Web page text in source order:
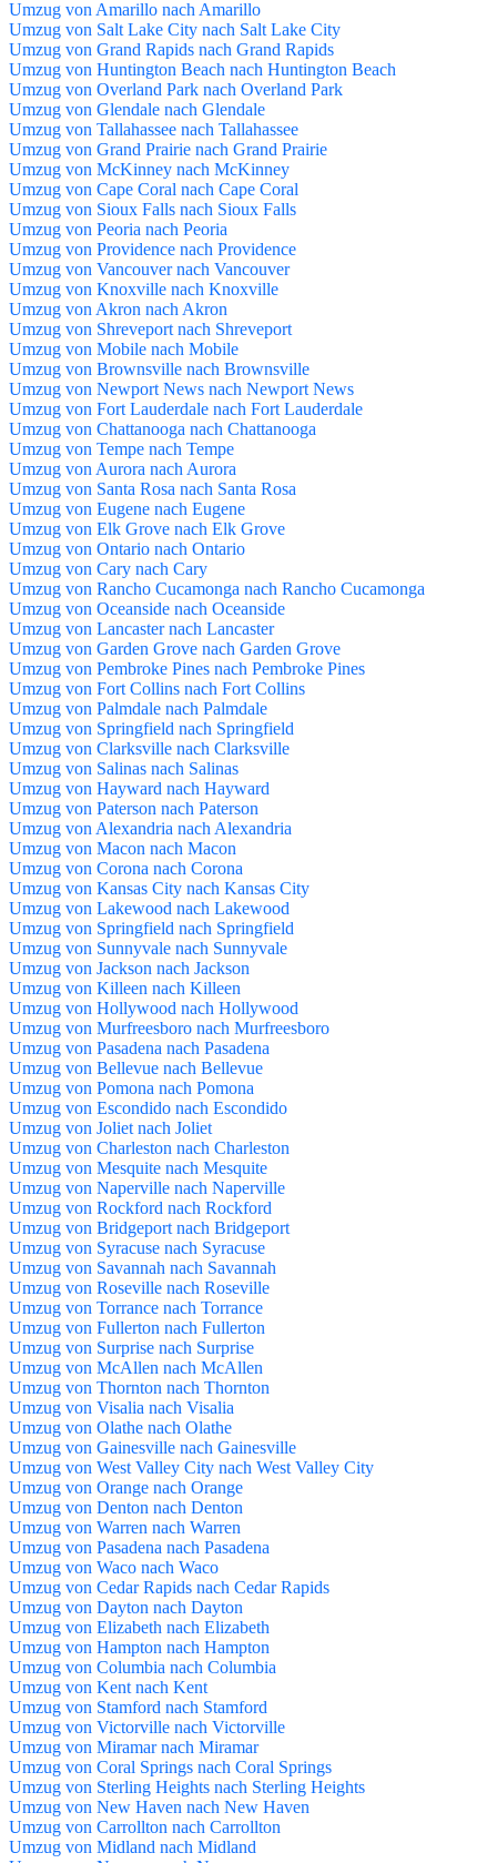
Umzug von Amarillo nach Amarillo
Umzug von Salt Lake City nach Salt Lake City
Umzug von Grand Rapids nach Grand Rapids
Umzug von Huntington Beach nach Huntington Beach
Umzug von Overland Park nach Overland Park
Umzug von Glendale nach Glendale
Umzug von Tallahassee nach Tallahassee
Umzug von Grand Prairie nach Grand Prairie
Umzug von McKinney nach McKinney
Umzug von Cape Coral nach Cape Coral
Umzug von Sioux Falls nach Sioux Falls
Umzug von Peoria nach Peoria
Umzug von Providence nach Providence
Umzug von Vancouver nach Vancouver
Umzug von Knoxville nach Knoxville
Umzug von Akron nach Akron
Umzug von Shreveport nach Shreveport
Umzug von Mobile nach Mobile
Umzug von Brownsville nach Brownsville
Umzug von Newport News nach Newport News
Umzug von Fort Lauderdale nach Fort Lauderdale
Umzug von Chattanooga nach Chattanooga
Umzug von Tempe nach Tempe
Umzug von Aurora nach Aurora
Umzug von Santa Rosa nach Santa Rosa
Umzug von Eugene nach Eugene
Umzug von Elk Grove nach Elk Grove
Umzug von Ontario nach Ontario
Umzug von Cary nach Cary
Umzug von Rancho Cucamonga nach Rancho Cucamonga
Umzug von Oceanside nach Oceanside
Umzug von Lancaster nach Lancaster
Umzug von Garden Grove nach Garden Grove
Umzug von Pembroke Pines nach Pembroke Pines
Umzug von Fort Collins nach Fort Collins
Umzug von Palmdale nach Palmdale
Umzug von Springfield nach Springfield
Umzug von Clarksville nach Clarksville
Umzug von Salinas nach Salinas
Umzug von Hayward nach Hayward
Umzug von Paterson nach Paterson
Umzug von Alexandria nach Alexandria
Umzug von Macon nach Macon
Umzug von Corona nach Corona
Umzug von Kansas City nach Kansas City
Umzug von Lakewood nach Lakewood
Umzug von Springfield nach Springfield
Umzug von Sunnyvale nach Sunnyvale
Umzug von Jackson nach Jackson
Umzug von Killeen nach Killeen
Umzug von Hollywood nach Hollywood
Umzug von Murfreesboro nach Murfreesboro
Umzug von Pasadena nach Pasadena
Umzug von Bellevue nach Bellevue
Umzug von Pomona nach Pomona
Umzug von Escondido nach Escondido
Umzug von Joliet nach Joliet
Umzug von Charleston nach Charleston
Umzug von Mesquite nach Mesquite
Umzug von Naperville nach Naperville
Umzug von Rockford nach Rockford
Umzug von Bridgeport nach Bridgeport
Umzug von Syracuse nach Syracuse
Umzug von Savannah nach Savannah
Umzug von Roseville nach Roseville
Umzug von Torrance nach Torrance
Umzug von Fullerton nach Fullerton
Umzug von Surprise nach Surprise
Umzug von McAllen nach McAllen
Umzug von Thornton nach Thornton
Umzug von Visalia nach Visalia
Umzug von Olathe nach Olathe
Umzug von Gainesville nach Gainesville
Umzug von West Valley City nach West Valley City
Umzug von Orange nach Orange
Umzug von Denton nach Denton
Umzug von Warren nach Warren
Umzug von Pasadena nach Pasadena
Umzug von Waco nach Waco
Umzug von Cedar Rapids nach Cedar Rapids
Umzug von Dayton nach Dayton
Umzug von Elizabeth nach Elizabeth
Umzug von Hampton nach Hampton
Umzug von Columbia nach Columbia
Umzug von Kent nach Kent
Umzug von Stamford nach Stamford
Umzug von Victorville nach Victorville
Umzug von Miramar nach Miramar
Umzug von Coral Springs nach Coral Springs
Umzug von Sterling Heights nach Sterling Heights
Umzug von New Haven nach New Haven
Umzug von Carrollton nach Carrollton
Umzug von Midland nach Midland